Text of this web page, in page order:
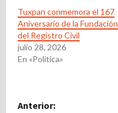
Tuxpan conmemora el 167
Aniversario de la Fundación
del Registro Civil
julio 28, 2026
En «Politica»
N
Anterior: